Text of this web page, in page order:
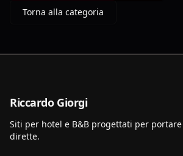
Torna alla categoria
Riccardo Giorgi
Siti per hotel e B&B progettati per
dirette.